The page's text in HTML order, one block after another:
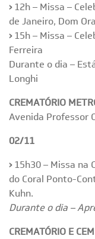
›12h – Missa –
de Janeiro, Dom
›15h – Missa –
Ferreira
Durante o dia –
Longhi
CREMATÓRIO
Avenida Professor
02/11
›15h30 – Missa na
do Coral Ponto-
Kuhn.
Durante o dia –
CREMATÓRIO E